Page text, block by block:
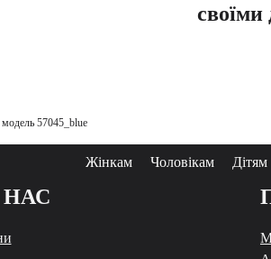
57045_blue
Жінкам Чоловікам Дітям